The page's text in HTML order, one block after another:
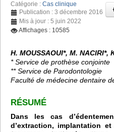
Catégorie : Cas clinique
Publication : 3 décembre 2016
Mis à jour : 5 juin 2022
Affichages : 10585
H. MOUSSAOUI*, M. NACIRI*,
* Service de prothèse conjointe
** Service de Parodontologie
Faculté de médecine dentaire
RÉSUMÉ
Dans les cas
d’extraction, implantation